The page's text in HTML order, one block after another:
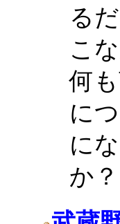
る
こ
何
に
に
か？